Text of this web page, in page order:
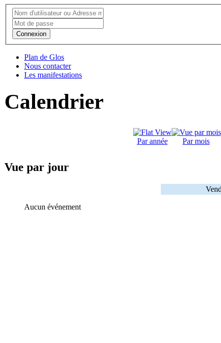
Connexion
Plan de Glos
Nous contacter
Les manifestations
Calendrier
Par année Par mois
Vue par jour
Aucun événement